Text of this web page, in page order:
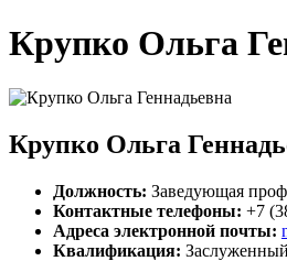
Крупко Ольга
Крупко Ольга
Должность: Заведующая
Контактные телефоны: +7
Адреса электронной почты:
Квалификация: